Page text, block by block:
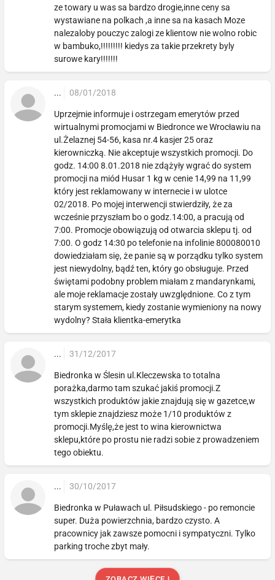
ze towary u was sa bardzo drogie,inne ceny sa
wystawiane na polkach ,a inne sa na kasach Moze
nalezaloby pouczyc zalogi ze klientow nie wolno robic
w bambuko,!!!!!!!!! kiedys za takie przekrety byly
surowe kary!!!!!!!
... 08/01/2018
Uprzejmie informuje i ostrzegam emerytów przed
wirtualnymi promocjami w Biedronce we Wrocławiu na
ul.Żelaznej 54-56, kasa nr.4 kasjer 25 oraz
kierowniczką. Nie akceptuje wszystkich promocji. Do
godz. 14:00 8.01.2018 nie zdążyły wgrać do system
promocji na miód Husar 1 kg w cenie 14,99 na 11,99
który jest reklamowany w internecie i w ulotce
02/2018. Po mojej interwencji stwierdziły, że za
wcześnie przyszłam bo o godz.14:00, a pracują od
7:00. Promocje obowiązują od otwarcia sklepu tj. od
7:00. O godz 14:30 po telefonie na infolinie 800080010
dowiedziałam się, że panie są w porządku tylko system
jest niewydolny, bądź ten, który go obsługuje. Przed
świętami podobny problem miałam z mandarynkami,
ale moje reklamacje zostały uwzględnione. Co z tym
starym systemem, kiedy zostanie wymieniony na nowy
wydolny? Stała klientka-emerytka
... 31/12/2017
Biedronka w Ślesin ul.Kleczewska to totalna
porażka,darmo tam szukać jakiś promocji.Z
wszystkich produktów jakie znajdują się w gazetce,w
tym sklepie znajdziesz może 1/10 produktów z
promocji.Myślę,że jest to wina kierownictwa
sklepu,które po prostu nie radzi sobie z prowadzeniem
tego obiektu.
... 30/10/2017
Biedronka w Puławach ul. Piłsudskiego - po remoncie
super. Duża powierzchnia, bardzo czysto. A
pracownicy jak zawsze pomocni i sympatyczni. Tylko
parking troche zbyt mały.